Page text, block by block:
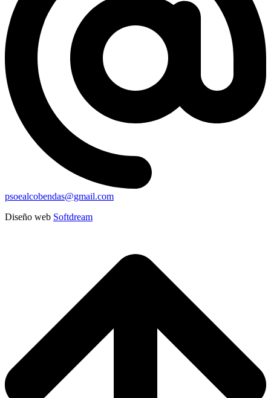
psoealcobendas@gmail.com
Diseño web Softdream